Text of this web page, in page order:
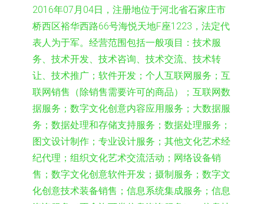
2016年07月04日，注册地位于河北省石家庄市
桥西区裕华西路66号海悦天地F座1223，法定代
表人为于军。经营范围包括一般项目：技术服
务、技术开发、技术咨询、技术交流、技术转
让、技术推广；软件开发；个人互联网服务；互
联网销售（除销售需要许可的商品）；互联网数
据服务；数字文化创意内容应用服务；大数据服
务；数据处理和存储支持服务；数据处理服务；
图文设计制作；专业设计服务；其他文化艺术经
纪代理；组织文化艺术交流活动；网络设备销
售；数字文化创意软件开发；摄制服务；数字文
化创意技术装备销售；信息系统集成服务；信息